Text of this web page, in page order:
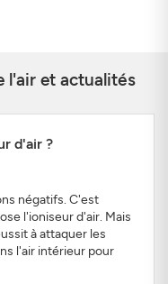
l'air et actualités
d'air ?
négatifs. C'est
l'ioniseur d'air. Mais
à attaquer les
l'air intérieur pour